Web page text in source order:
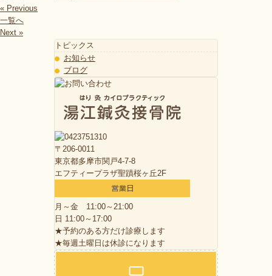
« Previous
一覧へ
Next »
トピックス
お知らせ
ブログ
〒206-0011
東京都多摩市関戸4-7-8
エフティープラザ聖蹟桜ヶ丘2F
月～金 11:00～21:00
日 11:00～17:00
★予約のある方だけ診療します
★毎週土曜日は休診になります